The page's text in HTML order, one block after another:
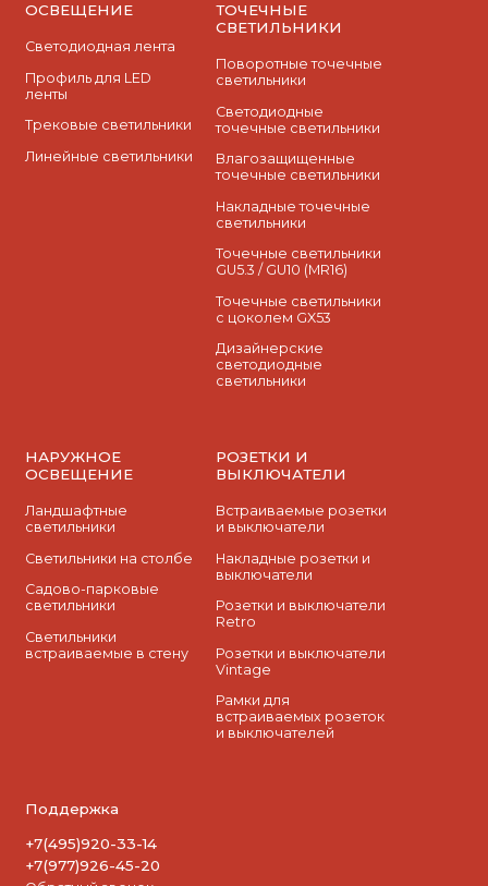
ОСВЕЩЕНИЕ
Светодиодная лента
Профиль для LED
ленты
Трековые светильники
Линейные светильники
ТОЧЕЧНЫЕ
СВЕТИЛЬНИКИ
Поворотные точечные
светильники
Cветодиодные
точечные светильники
Влагозащищенные
точечные светильники
Накладные точечные
светильники
Точечные светильники
GU5.3 / GU10 (MR16)
Точечные светильники
с цоколем GX53
Дизайнерские
светодиодные
светильники
НАРУЖНОЕ
ОСВЕЩЕНИЕ
Ландшафтные
светильники
Светильники на столбе
Садово-парковые
светильники
Светильники
встраиваемые в стену
РОЗЕТКИ И
ВЫКЛЮЧАТЕЛИ
Встраиваемые розетки
и выключатели
Накладные розетки и
выключатели
Розетки и выключатели
Retro
Розетки и выключатели
Vintage
Рамки для
встраиваемых розеток
и выключателей
Поддержка
+7(495)920-33-14
+7(977)926-45-20